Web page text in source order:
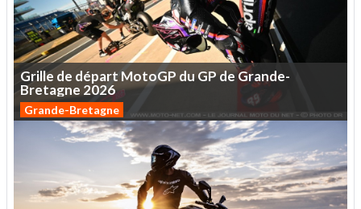
Grille de départ MotoGP duGPdeGrande-
Bretagne 2026
Grande-Bretagne